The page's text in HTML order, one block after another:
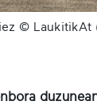
© LaukitikAt